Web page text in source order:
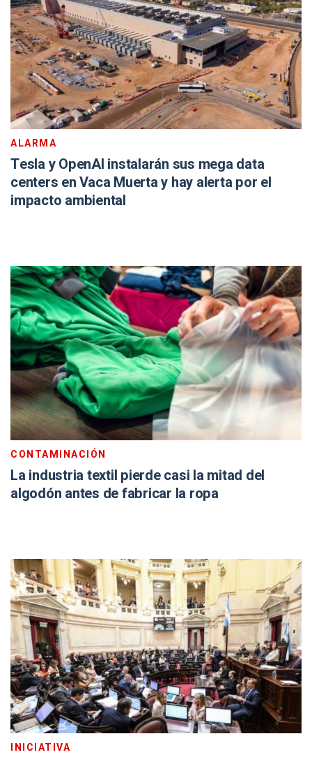
ALARMA
Tesla y OpenAI instalarán sus mega data
centers en Vaca Muerta y hay alerta por el
impacto ambiental
CONTAMINACIÓN
La industria textil pierde casi la mitad del
algodón antes de fabricar la ropa
INICIATIVA